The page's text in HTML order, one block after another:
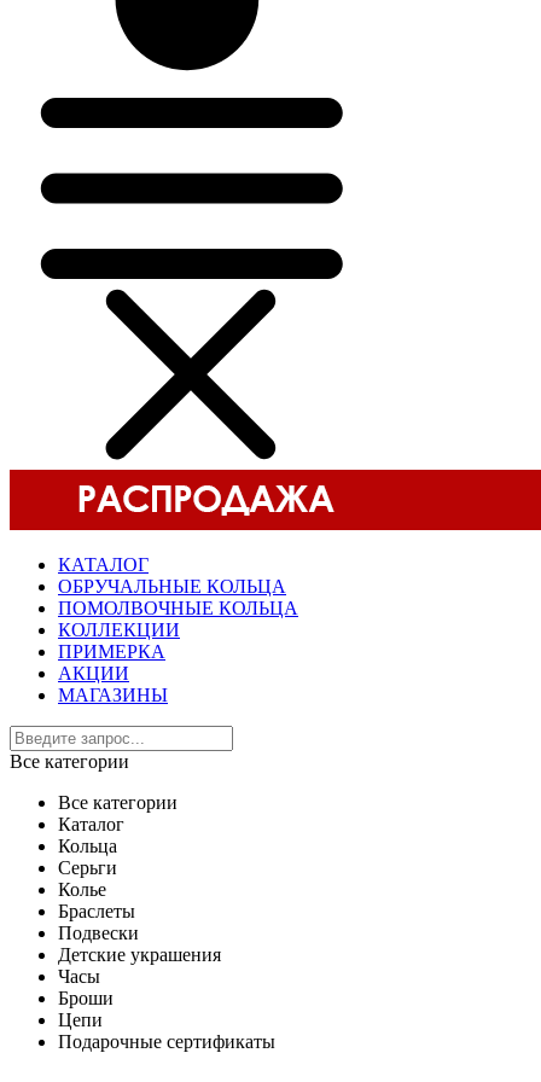
КАТАЛОГ
ОБРУЧАЛЬНЫЕ КОЛЬЦА
ПОМОЛВОЧНЫЕ КОЛЬЦА
КОЛЛЕКЦИИ
ПРИМЕРКА
АКЦИИ
МАГАЗИНЫ
Все категории
Все категории
Каталог
Кольца
Серьги
Колье
Браслеты
Подвески
Детские украшения
Часы
Броши
Цепи
Подарочные сертификаты